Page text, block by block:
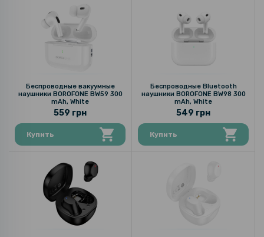
Беспроводные вакуумные
наушники BOROFONE BW59 300
mAh, White
559 грн
Купить
Беспроводные Bluetooth
наушники BOROFONE BW98 300
mAh, White
549 грн
Купить